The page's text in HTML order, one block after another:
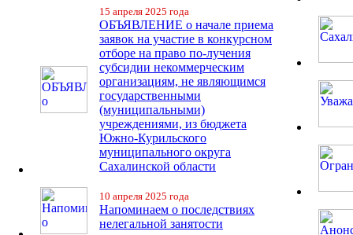
15 апреля 2025 года
ОБЪЯВЛЕНИЕ о начале приема
заявок на участие в конкурсном
отборе на право по-лучения
субсидии некоммерческим
организациям, не являющимся
государственными
(муниципальными)
учреждениями, из бюджета
Южно-Курильского
муниципального округа
Сахалинской области
10 апреля 2025 года
Напоминаем о последствиях
нелегальной занятости